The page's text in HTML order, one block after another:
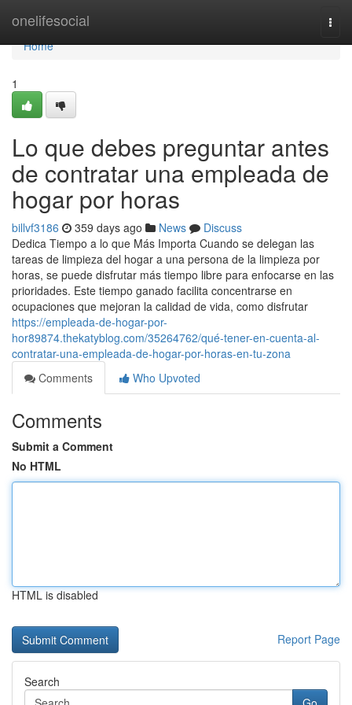
onelifesocial
Home
Home
1
Lo que debes preguntar antes
de contratar una empleada de
hogar por horas
billvf3186 359 days ago News
Discuss
Dedica Tiempo a lo que Más Importa Cuando se delegan las
tareas de limpieza del hogar a una persona de la limpieza por
horas, se puede disfrutar más tiempo libre para enfocarse en las
prioridades. Este tiempo ganado facilita concentrarse en
ocupaciones que mejoran la calidad de vida, como disfrutar
https://empleada-de-hogar-por-
hor89874.thekatyblog.com/35264762/qué-tener-en-cuenta-al-
contratar-una-empleada-de-hogar-por-horas-en-tu-zona
Comments
Who Upvoted
Comments
Submit a Comment
No HTML
HTML is disabled
Report Page
Search